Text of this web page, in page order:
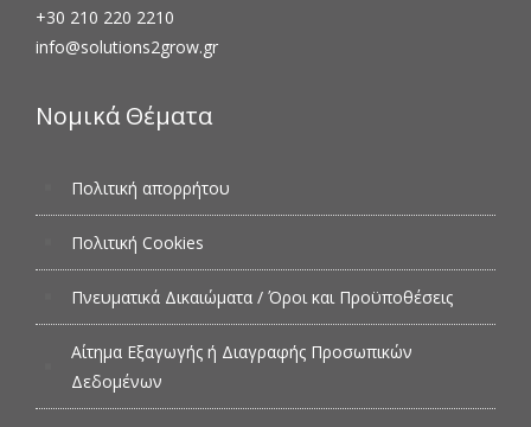
+30 210 220 2210
info@solutions2grow.gr
Νομικά Θέματα
Πολιτική απορρήτου
Πολιτική Cookies
Πνευματικά Δικαιώματα / Όροι και Προϋποθέσεις
Αίτημα Εξαγωγής ή Διαγραφής Προσωπικών
Δεδομένων